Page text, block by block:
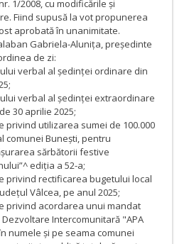
1/2008, cu modificările și
Fiind supusă la vot propunerea
aprobată în unanimitate.
Gabriela-Alunița, președinte
de zi:
verbal al ședinței ordinare din
verbal al ședinței extraordinare
30 aprilie 2025;
privind utilizarea sumei de 100.000
comunei Bunești, pentru
sărbătorii festive
ediția a 52-a;
privind rectificarea bugetului local
Vâlcea, pe anul 2025;
privind acordarea unui mandat
Intercomunitară "APA
numele și pe seama comunei